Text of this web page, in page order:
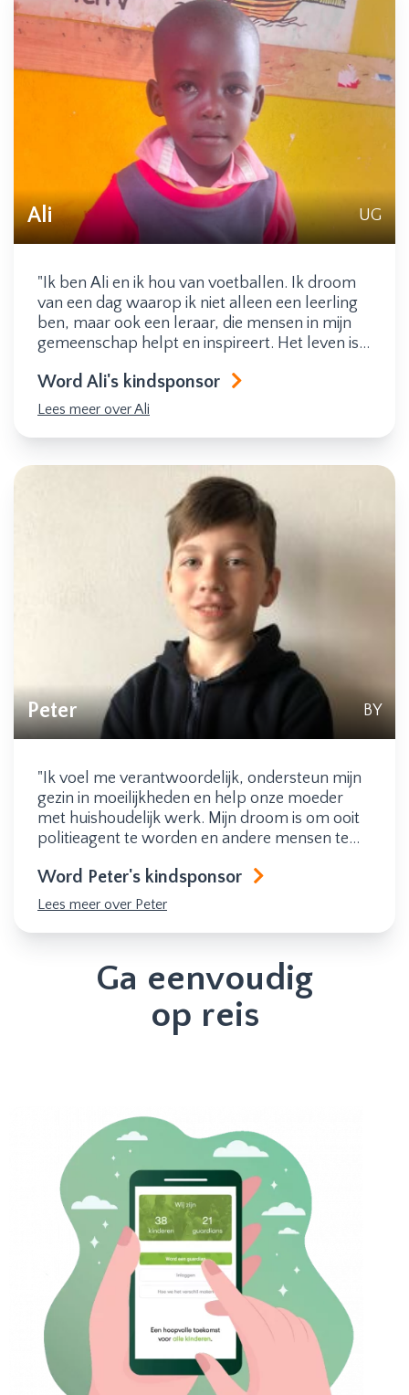
Ali UG
"Ik ben Ali en ik hou van voetballen. Ik droom
van een dag waarop ik niet alleen een leerling
ben, maar ook een leraar, die mensen in mijn
gemeenschap helpt en inspireert. Het leven is
Ik zeg vaak tegen mezelf: Op een dag zal ik
voor een klaslokaal staan, en zullen mijn
Word Ali's kindsponsor
Lees meer over Ali
Peter BY
"Ik voel me verantwoordelijk, ondersteun mijn
gezin in moeilijkheden en help onze moeder
met huishoudelijk werk. Mijn droom is om ooit
politieagent te worden en andere mensen te
architect word. Mijn grootste vreugde is om
naar het HOP Centre te gaan waar ik tijd kan
ik graag naar de kerk."
Word Peter's kindsponsor
Lees meer over Peter
Ga eenvoudig
op reis